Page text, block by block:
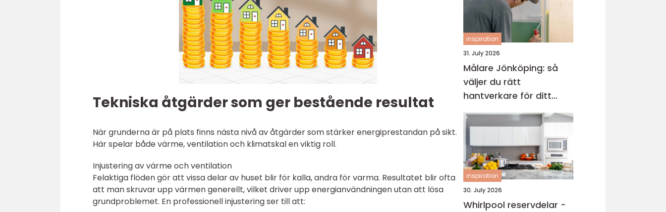
Tekniska åtgärder som ger bestående resultat
När grunderna är på plats finns nästa nivå av åtgärder som stärker energiprestandan på sikt.
Här spelar både värme, ventilation och klimatskal en viktig roll.
Injustering av värme och ventilation
Felaktiga flöden gör att vissa delar av huset blir för kalla, andra för varma. Resultatet blir ofta
att man skruvar upp värmen generellt, vilket driver upp energianvändningen utan att lösa
grundproblemet. En professionell injustering ser till att:
inspiration
31. July 2026
Målare Jönköping: så
väljer du rätt
hantverkare för ditt
projekt
inspiration
30. July 2026
Whirlpool reservdelar -